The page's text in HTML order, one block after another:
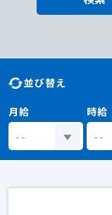
並び替え
月給 時給